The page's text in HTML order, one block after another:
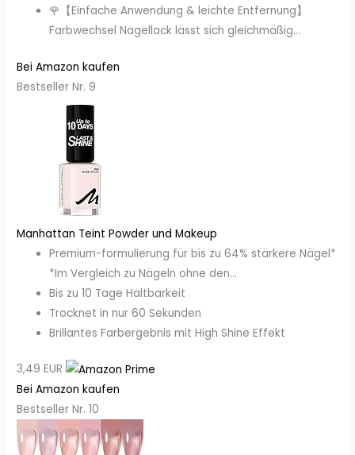
🌹【Einfache Anwendung & leichte Entfernung】
Farbwechsel Nagellack lässt sich gleichmäßig...
Bei Amazon kaufen
Bestseller Nr. 9
Manhattan Teint Powder und Makeup
Premium-formulierung für bis zu 64% stärkere Nägel*
*Im Vergleich zu Nägeln ohne den...
Bis zu 10 Tage Haltbarkeit
Trocknet in nur 60 Sekunden
Brillantes Farbergebnis mit High Shine Effekt
3,49 EUR
Bei Amazon kaufen
Bestseller Nr. 10